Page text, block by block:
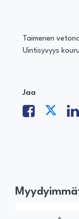
Taimenen
Uintisyvyys
Jaa